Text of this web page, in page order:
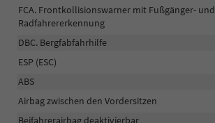
FCA. Frontkollisionswarner mit Fußgänger- und
Radfahrererkennung
DBC. Bergfabfahrhilfe
ESP (ESC)
ABS
Airbag zwischen den Vordersitzen
Beifahrerairbag deaktivierbar